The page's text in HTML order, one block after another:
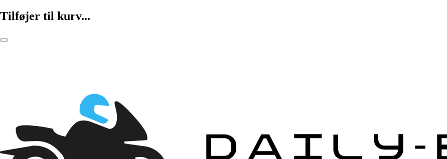
Tilføjer til kurv...